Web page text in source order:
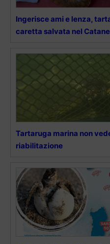
Ingerisce ami e lenza,
caretta salvata nel
Tartaruga marina non
riabilitazione